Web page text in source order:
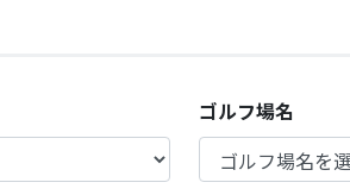
ゴルフ場名